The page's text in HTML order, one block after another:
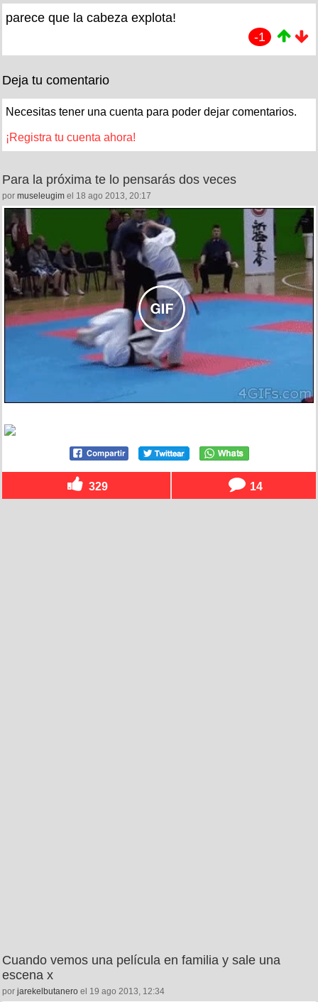
parece que la cabeza explota!
-1
Deja tu comentario
Necesitas tener una cuenta para poder dejar comentarios.
¡Registra tu cuenta ahora!
Para la próxima te lo pensarás dos veces
por museleugim el 18 ago 2013, 20:17
329 14
Cuando vemos una película en familia y sale una
escena x
por jarekelbutanero el 19 ago 2013, 12:34